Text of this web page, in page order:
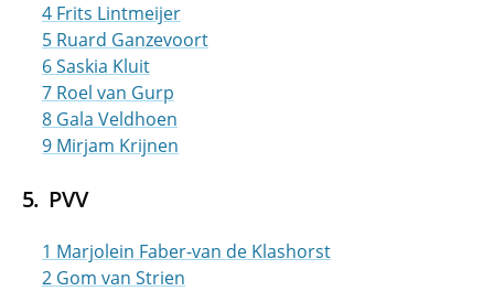
4 Frits Lintmeijer
5 Ruard Ganzevoort
6 Saskia Kluit
7 Roel van Gurp
8 Gala Veldhoen
9 Mirjam Krijnen
PVV
1 Marjolein Faber-van de Klashorst
2 Gom van Strien